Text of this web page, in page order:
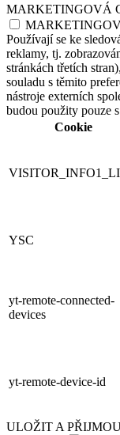
MARKETINGOVÁ
Používají se ke
reklamy, tj.
stránkách třetích
souladu s těmito
nástroje externích
budou použity pouze
Cookie
YSC
yt-remote-connected-
devices
yt-remote-device-id
ULOŽIT A